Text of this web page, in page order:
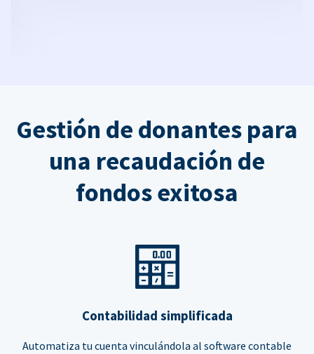
Gestión de donantes para
una recaudación de
fondos exitosa
Contabilidad simplificada
Automatiza tu cuenta vinculándola al software contable